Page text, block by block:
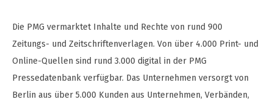
Die PMG vermarktet Inhalte und Rechte von rund 900
Zeitungs- und Zeitschriftenverlagen. Von über 4.000 Print- und
Online-Quellen sind rund 3.000 digital in der PMG
Pressedatenbank verfügbar. Das Unternehmen versorgt von
Berlin aus über 5.000 Kunden aus Unternehmen, Verbänden,